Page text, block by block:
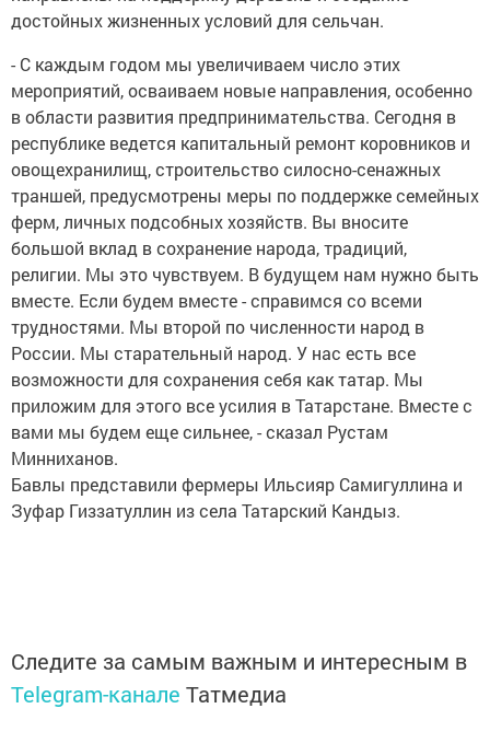
достойных жизненных условий для сельчан.
- С каждым годом мы увеличиваем число этих
мероприятий, осваиваем новые направления, особенно
в области развития предпринимательства. Сегодня в
республике ведется капитальный ремонт коровников и
овощехранилищ, строительство силосно-сенажных
траншей, предусмотрены меры по поддержке семейных
ферм, личных подсобных хозяйств. Вы вносите
большой вклад в сохранение народа, традиций,
религии. Мы это чувствуем. В будущем нам нужно быть
вместе. Если будем вместе - справимся со всеми
трудностями. Мы второй по численности народ в
России. Мы старательный народ. У нас есть все
возможности для сохранения себя как татар. Мы
приложим для этого все усилия в Татарстане. Вместе с
вами мы будем еще сильнее, - сказал Рустам
Минниханов.
Бавлы представили фермеры Ильсияр Самигуллина и
Зуфар Гиззатуллин из села Татарский Кандыз.
Следите за самым важным и интересным в
Telegram-канале Татмедиа